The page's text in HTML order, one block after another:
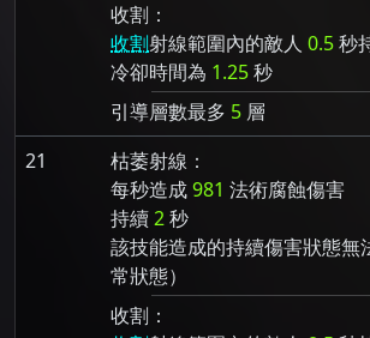
收割：
收割射線範圍內的敵人 0.5秒
冷卻時間為 1.25秒
引導層數最多 5 層
21
枯萎射線：
每秒造成981 法術腐蝕傷害
持續2秒
該技能造成的持續傷害狀態無
常狀態）
收割：